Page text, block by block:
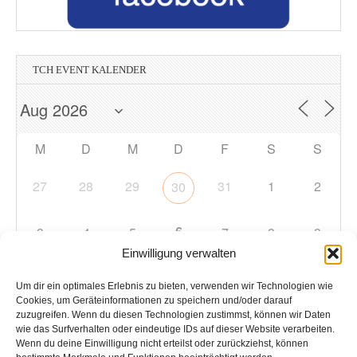
Einwilligung verwalten
Um dir ein optimales Erlebnis zu bieten, verwenden wir Technologien wie
Cookies, um Geräteinformationen zu speichern und/oder darauf
zuzugreifen. Wenn du diesen Technologien zustimmst, können wir Daten
wie das Surfverhalten oder eindeutige IDs auf dieser Website verarbeiten.
Wenn du deine Einwilligung nicht erteilst oder zurückziehst, können
TCH EVENT KALENDER
M D M D F S S
27 28 29 30 31 1 2
3 4 5 6 7 8 9
10 11 12 13 14 15
17 18 19 20 21 22 23